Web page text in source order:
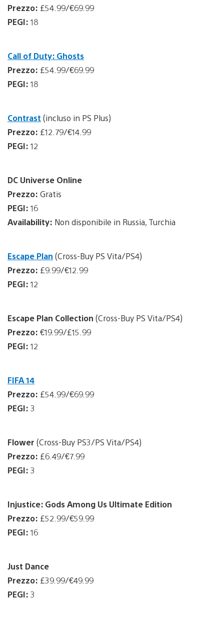
Prezzo: £54.99/€69.99
PEGI: 18
Call of Duty: Ghosts
Prezzo: £54.99/€69.99
PEGI: 18
Contrast (incluso in PS Plus)
Prezzo: £12.79/€14.99
PEGI: 12
DC Universe Online
Prezzo: Gratis
PEGI: 16
Availability: Non disponibile in Russia, Turchia
Escape Plan (Cross-Buy PS Vita/PS4)
Prezzo: £9.99/€12.99
PEGI: 12
Escape Plan Collection (Cross-Buy PS Vita/PS4)
Prezzo: €19.99/£15.99
PEGI: 12
FIFA 14
Prezzo: £54.99/€69.99
PEGI: 3
Flower (Cross-Buy PS3/PS Vita/PS4)
Prezzo: £6.49/€7.99
PEGI: 3
Injustice: Gods Among Us Ultimate Edition
Prezzo: £52.99/€59.99
PEGI: 16
Just Dance
Prezzo: £39.99/€49.99
PEGI: 3